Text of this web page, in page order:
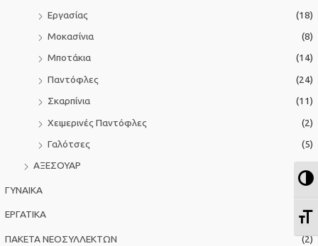
Εργασίας
(18)
Μοκασίνια
(8)
Μποτάκια
(14)
Παντόφλες
(24)
Σκαρπίνια
(11)
Χειμερινές Παντόφλες
(2)
Γαλότσες
(5)
ΑΞΕΣΟΥΑΡ
ΓΥΝΑΙΚΑ
ΕΡΓΑΤΙΚΑ (15)
ΠΑΚΕΤΑ ΝΕΟΣΥΛΛΕΚΤΩΝ (2)